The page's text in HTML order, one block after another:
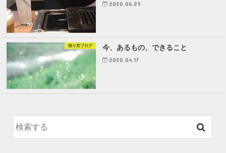
2020.06.29
独り言ブログ 今、あるもの、できること
2020.04.17